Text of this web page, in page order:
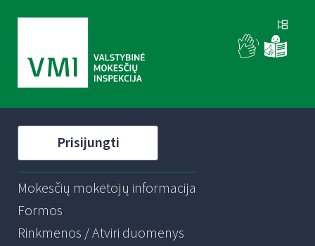
Prisijungti
Mokesčių mokėtojų informacija
Formos
Rinkmenos / Atviri duomenys